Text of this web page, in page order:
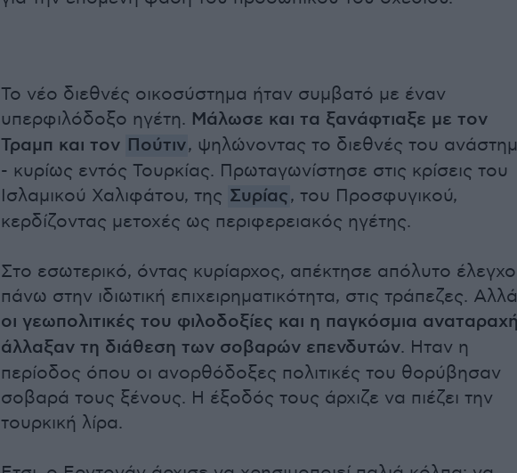
Το νέο διεθνές οικοσύστημα ήταν συμβατό με έναν
υπερφιλόδοξο ηγέτη. Μάλωσε και τα ξανάφτιαξε με τον
Τραμπ και τον Πούτιν, ψηλώνοντας το διεθνές του
- κυρίως εντός Τουρκίας. Πρωταγωνίστησε στις κρίσεις του
Ισλαμικού Χαλιφάτου, της Συρίας, του Προσφυγικού,
κερδίζοντας μετοχές ως περιφερειακός ηγέτης.
Στο εσωτερικό, όντας κυρίαρχος, απέκτησε απόλυτο έλεγχο
πάνω στην ιδιωτική επιχειρηματικότητα, στις τράπεζες. Αλλά
οι γεωπολιτικές του φιλοδοξίες και η παγκόσμια
άλλαξαν τη διάθεση των σοβαρών επενδυτών. Ηταν η
περίοδος όπου οι ανορθόδοξες πολιτικές του θορύβησαν
σοβαρά τους ξένους. Η έξοδός τους άρχιζε να πιέζει την
τουρκική λίρα.